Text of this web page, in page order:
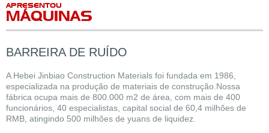
APRESENTOU
MÁQUINAS
BARREIRA DE RUÍDO
A Hebei Jinbiao Construction Materials foi fundada em 1986,
especializada na produção de materiais de construção.Nossa
fábrica ocupa mais de 800.000 m2 de área, com mais de 400
funcionários, 40 especialistas, capital social de 60,4 milhões de
RMB, atingindo 500 milhões de yuans de liquidez.